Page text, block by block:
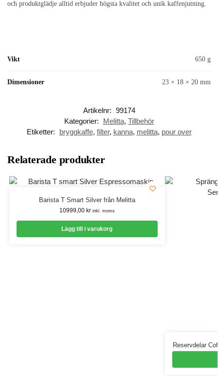
och produktglädje alltid erbjuder högsta kvalitet och unik kaffenjutning.
Vikt 650 g
Dimensioner 23 × 18 × 20 mm
Artikelnr: 99174
Kategorier:
Melitta, Tillbehör
Etiketter:
bryggkaffe, filter, kanna, melitta, pour over
Relaterade produkter
Barista T Smart Silver från Melitta
10999,00 kr inkl. moms
Lägg till i varukorg
Reservdelar